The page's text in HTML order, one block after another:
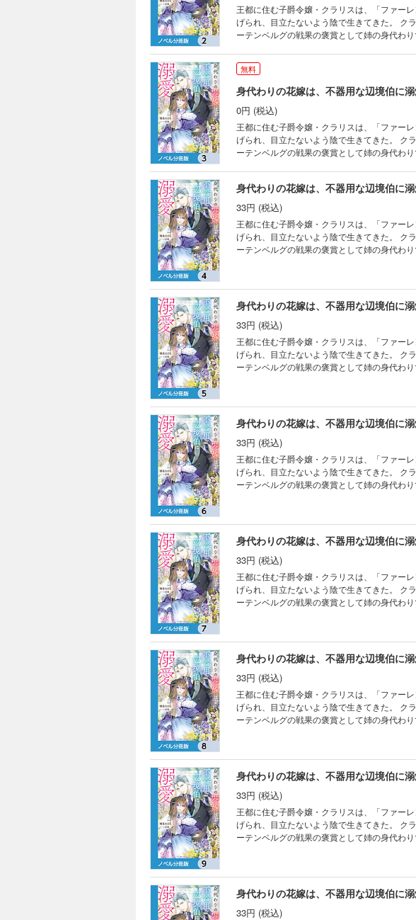
王都に住む子爵令嬢・クラリスは、「ファー
げられ、目立たないよう陰で生きてきた。 ク
ーテンベルグの戦果の褒賞として姉の身代わ
るクラリスは、なかなかジークへ心を預けら
と王都に向かうことになるのだが……。 実はク
さつも知っている事実とは違っていて!? 不遇
分冊版第2弾。 ※本作品は単行本を分割したも
い。
無料
身代わりの花嫁は、不器用な辺境伯に
0円 (税込)
王都に住む子爵令嬢・クラリスは、「ファー
げられ、目立たないよう陰で生きてきた。 ク
ーテンベルグの戦果の褒賞として姉の身代わ
と王都に向かうことになるのだが……。 実はク
さつも知っている事実とは違っていて!? 不遇
分冊版第3弾。 ※本作品は単行本を分割した
い。
身代わりの花嫁は、不器用な辺境伯に
33円 (税込)
王都に住む子爵令嬢・クラリスは、「ファー
げられ、目立たないよう陰で生きてきた。 ク
ーテンベルグの戦果の褒賞として姉の身代わ
と王都に向かうことになるのだが……。 実は
さつも知っている事実とは違っていて!? 不遇
分冊版第4弾。 ※本作品は単行本を分割したも
い。
身代わりの花嫁は、不器用な辺境伯に
33円 (税込)
王都に住む子爵令嬢・クラリスは、「ファー
げられ、目立たないよう陰で生きてきた。 ク
ーテンベルグの戦果の褒賞として姉の身代わ
と王都に向かうことになるのだが……。 実は
さつも知っている事実とは違っていて!? 不遇
分冊版第5弾。 ※本作品は単行本を分割したも
い。
身代わりの花嫁は、不器用な辺境伯に
33円 (税込)
王都に住む子爵令嬢・クラリスは、「ファー
げられ、目立たないよう陰で生きてきた。 ク
ーテンベルグの戦果の褒賞として姉の身代わ
と王都に向かうことになるのだが……。 実は
さつも知っている事実とは違っていて!? 不遇
分冊版第6弾。 ※本作品は単行本を分割したも
い。
身代わりの花嫁は、不器用な辺境伯に
33円 (税込)
王都に住む子爵令嬢・クラリスは、「ファー
げられ、目立たないよう陰で生きてきた。 ク
ーテンベルグの戦果の褒賞として姉の身代わ
と王都に向かうことになるのだが……。 実は
さつも知っている事実とは違っていて!? 不遇
分冊版第7弾。 ※本作品は単行本を分割したも
い。
身代わりの花嫁は、不器用な辺境伯に
33円 (税込)
王都に住む子爵令嬢・クラリスは、「ファー
げられ、目立たないよう陰で生きてきた。 ク
ーテンベルグの戦果の褒賞として姉の身代わ
と王都に向かうことになるのだが……。 実は
さつも知っている事実とは違っていて!? 不遇
分冊版第8弾。 ※本作品は単行本を分割したも
い。
身代わりの花嫁は、不器用な辺境伯に
33円 (税込)
王都に住む子爵令嬢・クラリスは、「ファー
げられ、目立たないよう陰で生きてきた。 ク
ーテンベルグの戦果の褒賞として姉の身代わ
と王都に向かうことになるのだが……。 実は
さつも知っている事実とは違っていて!? 不遇
分冊版第9弾。 ※本作品は単行本を分割したも
い。
身代わりの花嫁は、不器用な辺境伯に
33円 (税込)